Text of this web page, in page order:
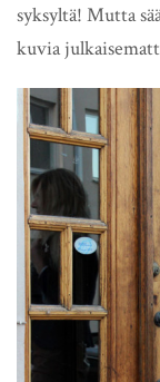
syksyltä! Mutta
kuvia